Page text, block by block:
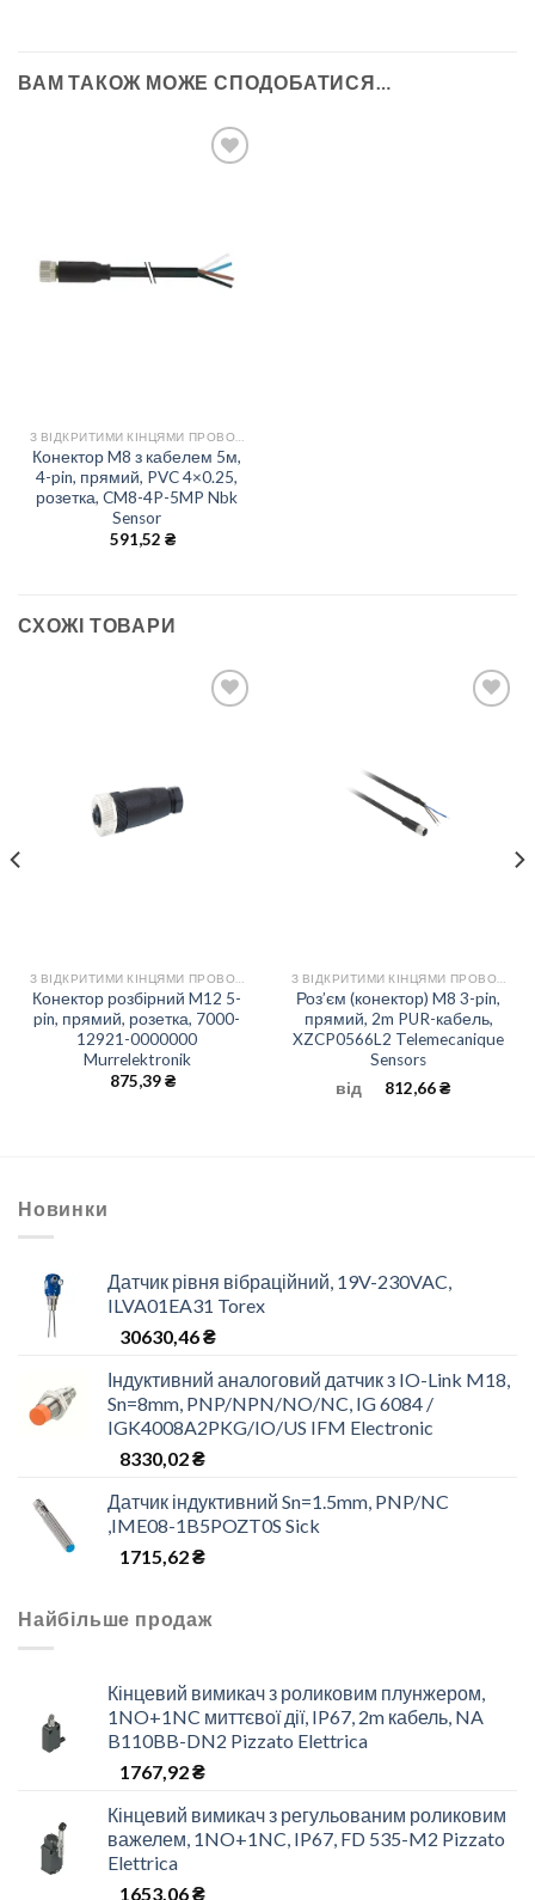
ВАМ ТАКОЖ МОЖЕ СПОДОБАТИСЯ…
Конектор M8 з кабелем 5м,
4-pin, прямий, PVC 4×0.25,
розетка, CM8-4P-5MP Nbk
Sensor
591,52 ₴
СХОЖІ ТОВАРИ
Конектор розбірний M12 5-
pin, прямий, розетка, 7000-
12921-0000000
Murrelektronik
875,39₴
Роз’єм (конектор) M8 3-pin,
прямий, 2m PUR-кабель,
XZCP0566L2 Telemecanique
Sensors
від
812,66₴
Новинки
Датчик рівня вібраційний, 19V-230VAC,
ILVA01EA31 Torex
30630,46₴
Індуктивний аналоговий датчик з IO-Link M18,
Sn=8mm, PNP/NPN/NO/NC, IG 6084 /
IGK4008A2PKG/IO/US IFM Electronic
8330,02₴
Датчик індуктивний Sn=1.5mm, PNP/NC
,IME08-1B5POZT0S Sick
1715,62₴
Найбільше продаж
Кінцевий вимикач з роликовим плунжером,
1NO+1NC миттєвої дії, IP67, 2m кабель, NA
B110BB-DN2 Pizzato Elettrica
1767,92₴
Кінцевий вимикач з регульованим роликовим
важелем, 1NO+1NC, IP67, FD 535-M2 Pizzato
Elettrica
1653,06₴